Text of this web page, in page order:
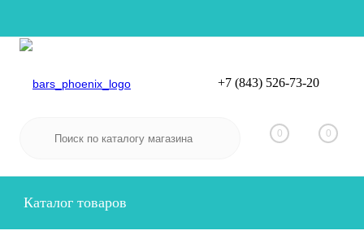
Вход
+7 (843) 526-73-20
0 0
Каталог товаров